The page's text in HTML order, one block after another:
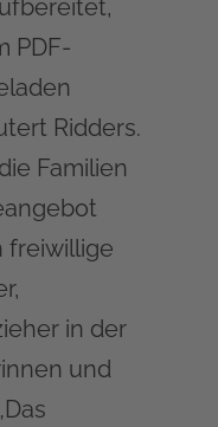
PDF-
Ridders.
Familien
freiwillige
in der
und